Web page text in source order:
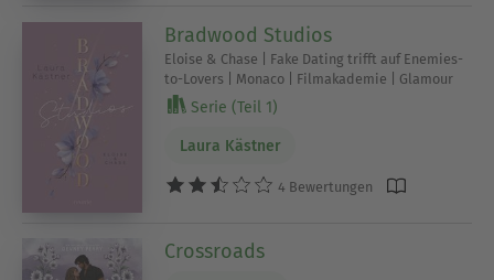
Bradwood Studios
Eloise & Chase | Fake Dating trifft auf Enemies-
to-Lovers | Monaco | Filmakademie | Glamour
Serie (Teil 1)
Laura Kästner
4 Bewertungen
Crossroads